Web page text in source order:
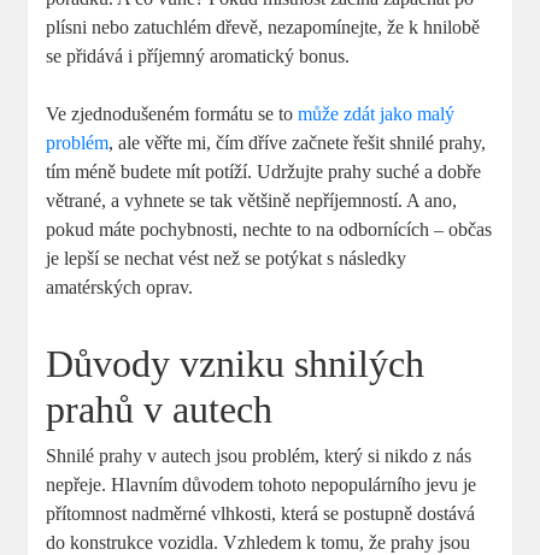
plísni nebo zatuchlém dřevě, nezapomínejte, že k hnilobě
se přidává i příjemný aromatický bonus.
Ve zjednodušeném formátu se tomůže zdát jako malý
problém, ale věřte mi, čím dříve začnete řešit shnilé prahy,
tím méně budete mít potíží. Udržujte prahy suché a dobře
větrané, a vyhnete se tak většině nepříjemností. A ano,
pokud máte pochybnosti, nechte to na odbornících – občas
je lepší se nechat vést než se potýkat s následky
amatérských oprav.
Důvody vzniku shnilých
prahů v autech
Shnilé prahy v autech jsou problém, který si nikdo z nás
nepřeje. Hlavním důvodem tohoto nepopulárního jevu je
přítomnost nadměrné vlhkosti, která se postupně dostává
do konstrukce vozidla. Vzhledem k tomu, že prahy jsou